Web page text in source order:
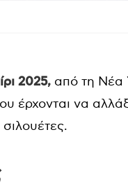
2025, από τη Νέα
έρχονται να